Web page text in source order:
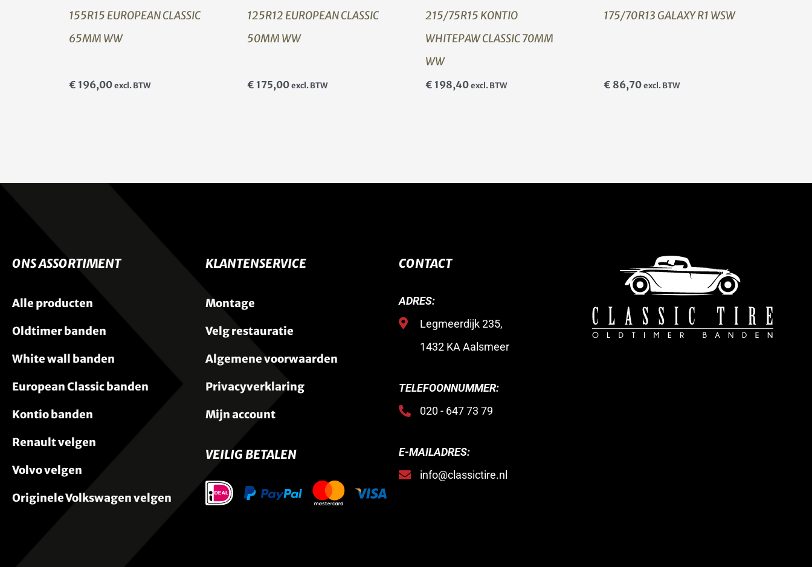
155R15 EUROPEAN CLASSIC
65MM WW
€ 196,00 excl. BTW
125R12 EUROPEAN CLASSIC
50MM WW
€ 175,00 excl. BTW
215/75R15 KONTIO
WHITEPAW CLASSIC 70MM
WW
€ 198,40 excl. BTW
175/70R13 GALAXY R1 WSW
€ 86,70 excl. BTW
ONS ASSORTIMENT
Alle producten
Oldtimer banden
White wall banden
European Classic banden
Kontio banden
Renault velgen
Volvo velgen
Originele Volkswagen velgen
KLANTENSERVICE
Montage
Velg restauratie
Algemene voorwaarden
Privacyverklaring
Mijn account
VEILIG BETALEN
CONTACT
ADRES:
Legmeerdijk 235,
1432 KA Aalsmeer
TELEFOONNUMMER:
020 - 647 73 79
E-MAILADRES:
info@classictire.nl